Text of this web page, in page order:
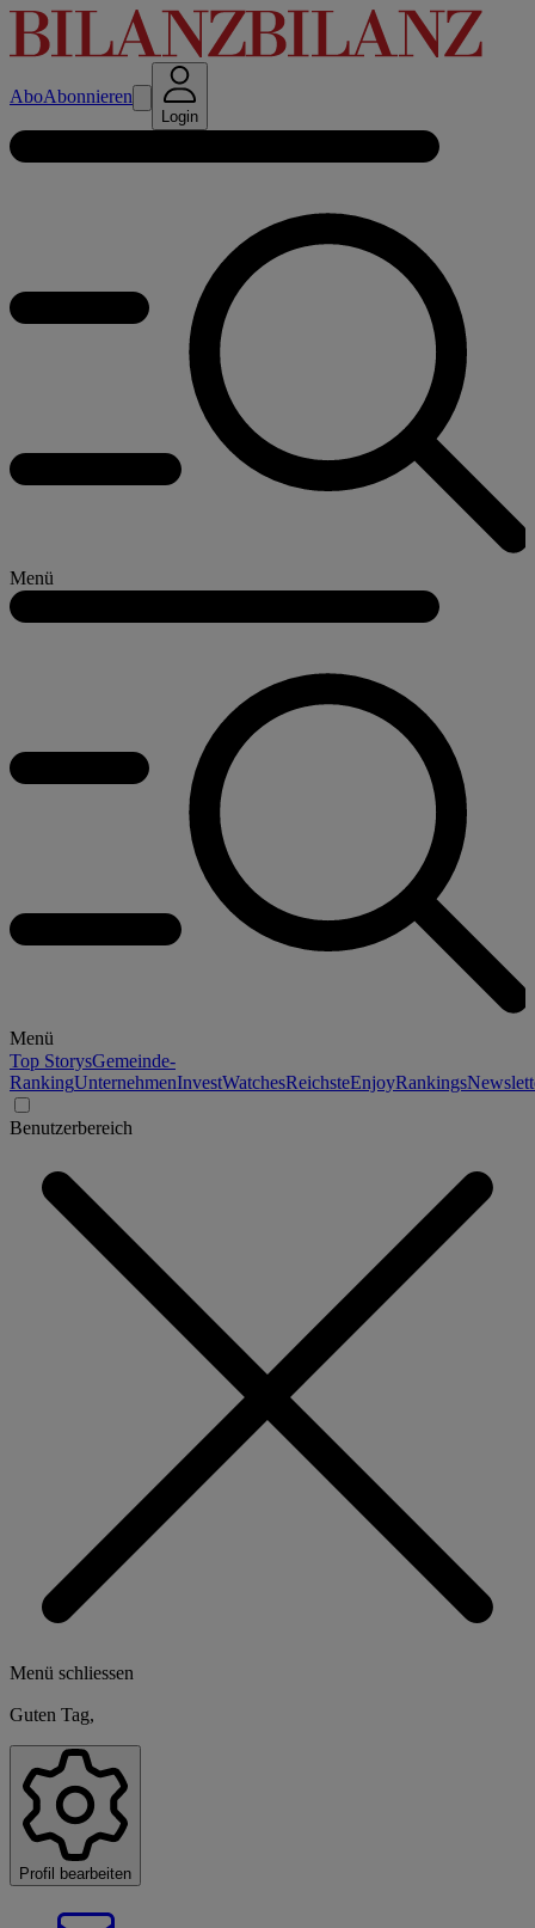
AboAbonnieren
Login
Menü
Menü
Top StorysGemeinde-
RankingUnternehmenInvestWatchesReichsteEnjoyRankings
Benutzerbereich
Menü schliessen
Guten Tag,
Profil bearbeiten